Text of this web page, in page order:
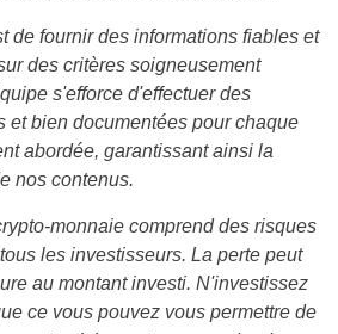
de fournir des informations fiables et
des critères soigneusement
s'efforce d'effectuer des
et bien documentées pour chaque
abordée, garantissant ainsi la
nos contenus.
monnaie comprend des risques
les investisseurs. La perte peut
au montant investi. N'investissez
ce vous pouvez vous permettre de